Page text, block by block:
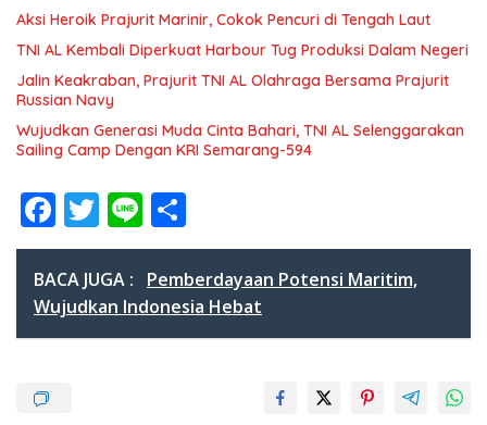
Aksi Heroik Prajurit Marinir, Cokok Pencuri di Tengah Laut
TNI AL Kembali Diperkuat Harbour Tug Produksi Dalam Negeri
Jalin Keakraban, Prajurit TNI AL Olahraga Bersama Prajurit
Russian Navy
Wujudkan Generasi Muda Cinta Bahari, TNI AL Selenggarakan
Sailing Camp Dengan KRI Semarang-594
F
ac
e
b
o
T
w
itt
er
Li
n
e
h
ar
e
BACA JUGA :
Pemberdayaan Potensi Maritim,
Wujudkan Indonesia Hebat